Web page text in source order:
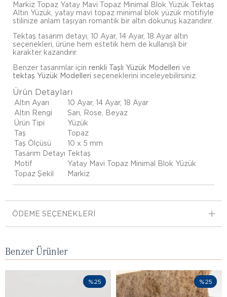
Markiz Topaz Yatay Mavi Topaz Minimal Blok Yüzük Tektaş
Altın Yüzük, yatay mavi topaz minimal blok yüzük motifiyle
stilinize anlam taşıyan romantik bir altın dokunuş kazandırır.
Tektaş tasarım detayı, 10 Ayar, 14 Ayar, 18 Ayar altın
seçenekleri, ürüne hem estetik hem de kullanışlı bir
karakter kazandırır.
Benzer tasarımlar için renkli Taşlı Yüzük Modelleri ve
tektaş Yüzük Modelleri seçeneklerini inceleyebilirsiniz.
Ürün Detayları
Altın Ayarı
10 Ayar, 14 Ayar, 18 Ayar
Altın Rengi
Sarı, Rose, Beyaz
Ürün Tipi
Yüzük
Taş
Topaz
Taş Ölçüsü
10 x 5 mm
Tasarım Detayı Tektaş
Motif
Yatay Mavi Topaz Minimal Blok Yüzük
Topaz Şekil
Markiz
ÖDEME SEÇENEKLERI
Benzer Ürünler
%25 %25